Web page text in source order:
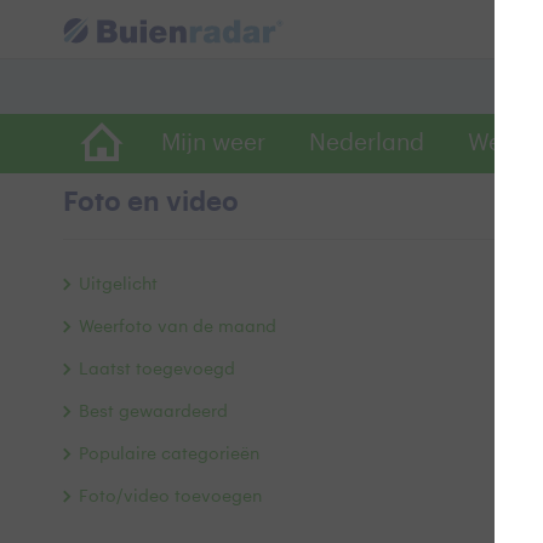
Mijn weer Nederland
Foto en video
Uitgelicht
Weerfoto van de maand
Laatst toegevoegd
Best gewaardeerd
Populaire categorieën
Foto/video toevoegen